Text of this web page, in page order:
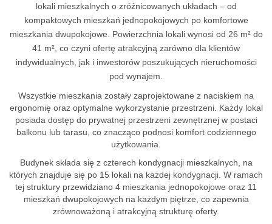
lokali mieszkalnych o zróżnicowanych układach – od
kompaktowych mieszkań jednopokojowych po komfortowe
mieszkania dwupokojowe. Powierzchnia lokali wynosi od 26 m² do
41 m², co czyni ofertę atrakcyjną zarówno dla klientów
indywidualnych, jak i inwestorów poszukujących nieruchomości
pod wynajem.
Wszystkie mieszkania zostały zaprojektowane z naciskiem na
ergonomię oraz optymalne wykorzystanie przestrzeni. Każdy lokal
posiada dostęp do prywatnej przestrzeni zewnętrznej w postaci
balkonu lub tarasu, co znacząco podnosi komfort codziennego
użytkowania.
Budynek składa się z czterech kondygnacji mieszkalnych, na
których znajduje się po 15 lokali na każdej kondygnacji. W ramach
tej struktury przewidziano 4 mieszkania jednopokojowe oraz 11
mieszkań dwupokojowych na każdym piętrze, co zapewnia
zrównoważoną i atrakcyjną strukturę oferty.